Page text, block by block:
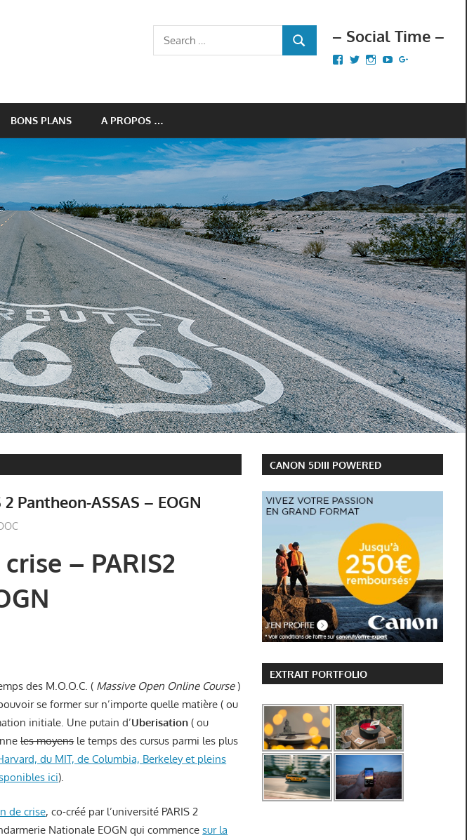
– Social Time –
Facebook
TwitterInstagram
YouTube
Search
for:
SEARCH
BONS PLANS A PROPOS …
Pantheon-ASSAS – EOGN
– PARIS2
des M.O.O.C. ( Massive Open Online Course)
se former sur n’importe quelle matière ( ou
initiale. Une putain d’Uberisation ( ou
les moyensle temps des cursus parmi les plus
du MIT, de Columbia, Berkeley et pleins
ici).
de crise, co-créé par l’université PARIS 2
Nationale EOGN qui commencesur la
CANON 5DIII POWERED
EXTRAIT PORTFOLIO